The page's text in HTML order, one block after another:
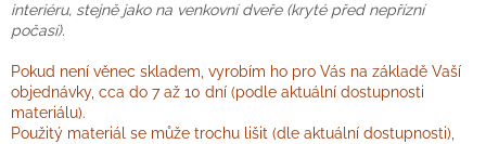
interiéru, stejně jako na venkovní dveře (kryté před nepřízní
počasí).
Pokud není věnec skladem, vyrobím ho pro Vás na základě Vaší
objednávky, cca do 7 až 10 dní (podle aktuální dostupnosti
materiálu).
Použitý materiál se může trochu lišit (dle aktuální dostupnosti),